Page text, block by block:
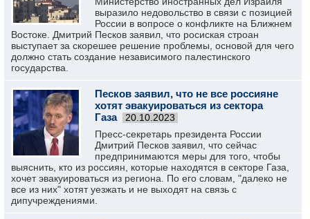
выразило недовольство в связи с позицией
России в вопросе о конфликте на Ближнем
Востоке. Дмитрий Песков заявил, что росиская строан
выступает за скорешее решение проблемы, основой для чего
должно стать создание независимого палестинского
государства.
Песков заявил, что не все россияне
хотят эвакуироваться из сектора
Газа
20.10.2023
Пресс-секретарь президента России
Дмитрий Песков заявил, что сейчас
предпринимаются меры для того, чтобы
выяснить, кто из россиян, которые находятся в секторе Газа,
хочет эвакуироваться из региона. По его словам, "далеко не
все из них" хотят уезжать и не выходят на связь с
дипучреждениями.